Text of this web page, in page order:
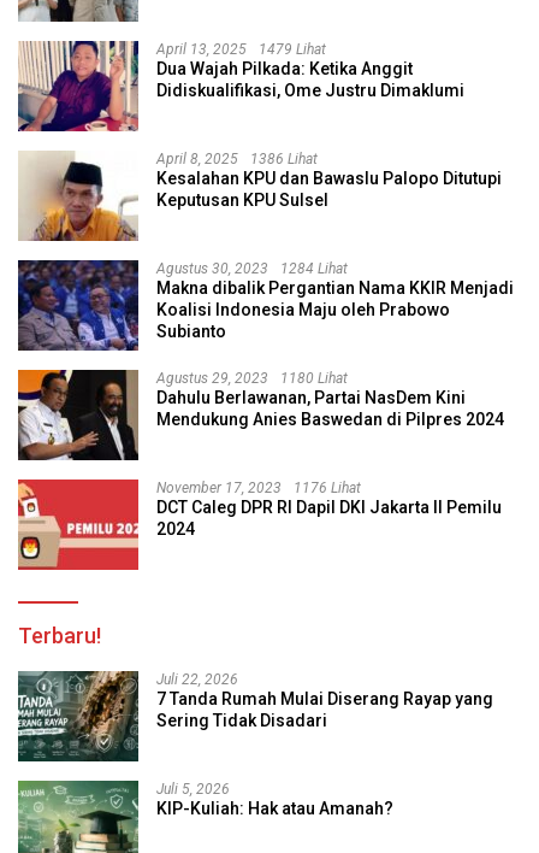
April 13, 2025 1479 Lihat
Dua Wajah Pilkada: Ketika Anggit
Didiskualifikasi, Ome Justru Dimaklumi
April 8, 2025 1386 Lihat
Kesalahan KPU dan Bawaslu Palopo Ditutupi
Keputusan KPU Sulsel
Agustus 30, 2023 1284 Lihat
Makna dibalik Pergantian Nama KKIR Menjadi
Koalisi Indonesia Maju oleh Prabowo
Subianto
Agustus 29, 2023 1180 Lihat
Dahulu Berlawanan, Partai NasDem Kini
Mendukung Anies Baswedan di Pilpres 2024
November 17, 2023 1176 Lihat
DCT Caleg DPR RI Dapil DKI Jakarta II Pemilu
2024
Terbaru!
Juli 22, 2026
7 Tanda Rumah Mulai Diserang Rayap yang
Sering Tidak Disadari
Juli 5, 2026
KIP-Kuliah: Hak atau Amanah?